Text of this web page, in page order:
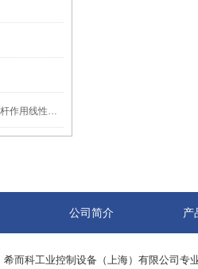
SITEMA-专业开发夹紧单位和圆杆作用线性制动器的生产厂商。
公司简介 产
希而科工业控制设备（上海）有限公司专